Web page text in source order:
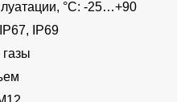
°C: -25…+90
IP69